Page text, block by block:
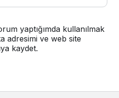
yaptığımda kullanılmak
adresimi ve web site
kaydet.